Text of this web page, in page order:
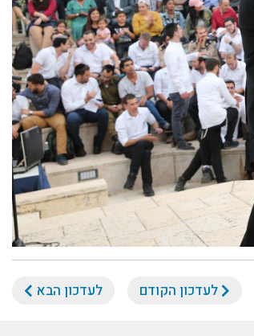
לעדכון הקודם לעדכון הבא